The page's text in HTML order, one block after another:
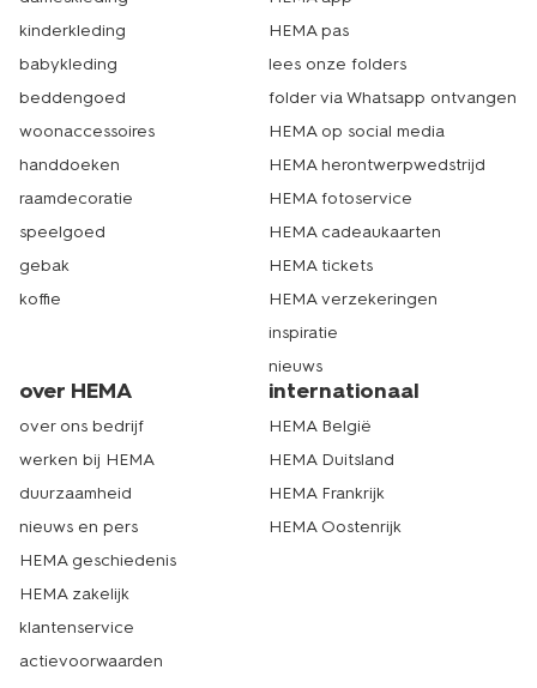
halen in de dichtstbijzijnde winkel. Geef dit tijdens het
2 werkdagen bij het door jou gekozen filiaal ophalen. Tot
snel! Echt HEMA.
kinderkleding
babykleding
beddengoed
woonaccessoires
handdoeken
raamdecoratie
speelgoed
gebak
koffie
HEMA pas
lees onze folders
folder via Whatsapp ontvangen
HEMA op social media
HEMA herontwerpwedstrijd
HEMA fotoservice
HEMA cadeaukaarten
HEMA tickets
HEMA verzekeringen
inspiratie
nieuws
over HEMA
over ons bedrijf
werken bij HEMA
duurzaamheid
nieuws en pers
HEMA geschiedenis
HEMA zakelijk
klantenservice
actievoorwaarden
internationaal
HEMA België
HEMA Duitsland
HEMA Frankrijk
HEMA Oostenrijk